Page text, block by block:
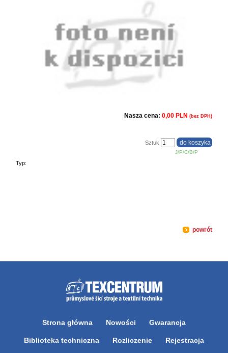
Nasza cena: 0,00 PLN (bez DPH)
J/P/C/B/P
Sztuk
Typ:
powrót
Strona główna Nowości Gwarancja
Biblioteka techniczna Rozliczenie Rejestracja